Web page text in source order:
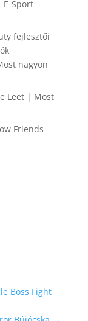
E-Sport
fejlesztői
nagyon
Leet | Most
Friends
Boss Fight